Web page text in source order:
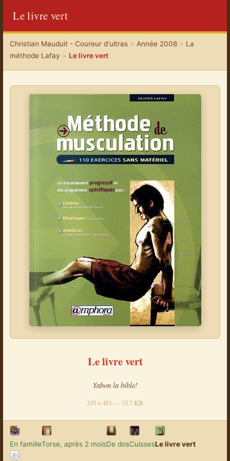
Le livre vert
Christian Mauduit - Coureur d'ultras> Année 2008> La
méthode Lafay > Le livre vert
Le livre vert
Yabon la bible!
335 × 451 — 33.7 KB
En familleTorse, après 2 moisDe dosCuissesLe livre vert